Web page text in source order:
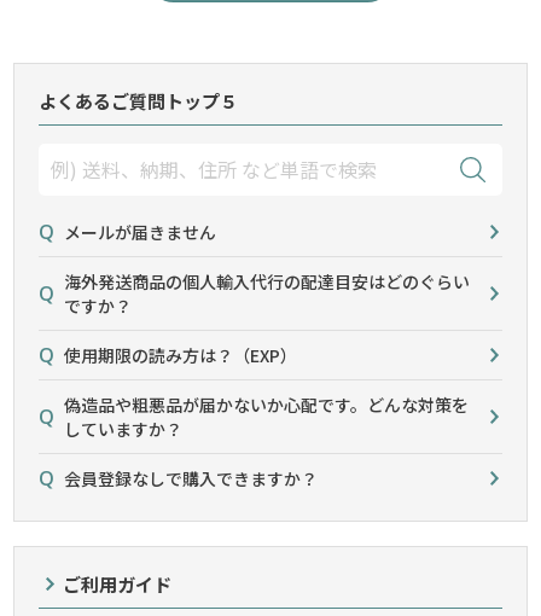
よくあるご質問トップ５
メールが届きません
海外発送商品の個人輸入代行の配達目安はどのぐらい
ですか？
使用期限の読み方は？（EXP）
偽造品や粗悪品が届かないか心配です。どんな対策を
していますか？
会員登録なしで購入できますか？
ご利用ガイド